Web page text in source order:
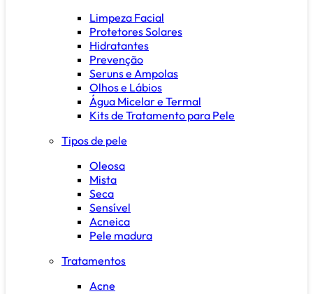
Limpeza Facial
Protetores Solares
Hidratantes
Prevenção
Seruns e Ampolas
Olhos e Lábios
Água Micelar e Termal
Kits de Tratamento para Pele
Tipos de pele
Oleosa
Mista
Seca
Sensível
Acneica
Pele madura
Tratamentos
Acne